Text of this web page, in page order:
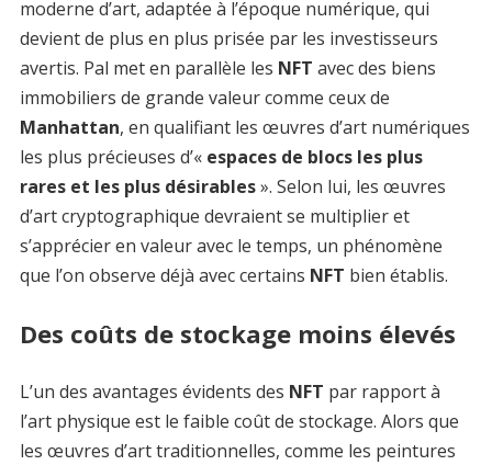
moderne d’art, adaptée à l’époque numérique, qui
devient de plus en plus prisée par les investisseurs
avertis. Pal met en parallèle les NFT avec des biens
immobiliers de grande valeur comme ceux de
Manhattan, en qualifiant les œuvres d’art numériques
les plus précieuses d’« espaces de blocs les plus
rares et les plus désirables». Selon lui, les œuvres
d’art cryptographique devraient se multiplier et
s’apprécier en valeur avec le temps, un phénomène
que l’on observe déjà avec certains NFT bien établis.
Des coûts de stockage moins élevés
L’un des avantages évidents des NFT par rapport à
l’art physique est le faible coût de stockage. Alors que
les œuvres d’art traditionnelles, comme les peintures